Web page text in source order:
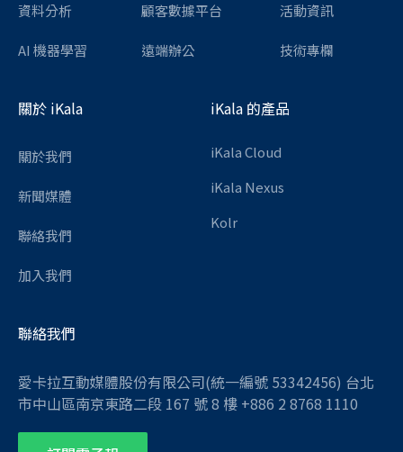
資料分析
AI 機器學習
顧客數據平台
遠端辦公
活動資訊
技術專欄
關於 iKala
關於我們
新聞媒體
聯絡我們
加入我們
iKala 的產品
iKala Cloud
iKala Nexus
Kolr
聯絡我們
愛卡拉互動媒體股份有限公司(統一編號 53342456) 台北
市中山區南京東路二段 167 號 8 樓 +886 2 8768 1110